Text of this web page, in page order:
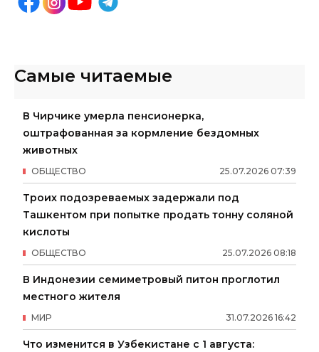
Самые читаемые
В Чирчике умерла пенсионерка,
оштрафованная за кормление бездомных
животных
25.07.2026 07:39
ОБЩЕСТВО
Троих подозреваемых задержали под
Ташкентом при попытке продать тонну соляной
кислоты
25.07.2026 08:18
ОБЩЕСТВО
В Индонезии семиметровый питон проглотил
местного жителя
31.07.2026 16:42
МИР
Что изменится в Узбекистане с 1 августа: